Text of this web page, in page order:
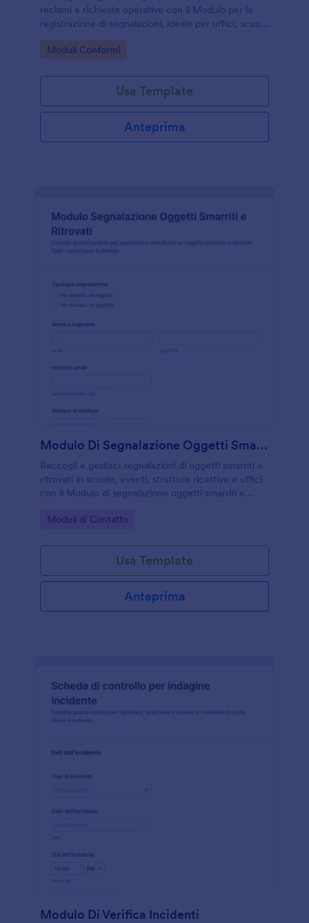
reclami e richieste operative con il Modulo per la
registrazione di segnalazioni, ideale per uffici, scuole
dati e la gestione delle risposte.
Go to Category:
Moduli Conformi
Usa Template
Anteprima
Modulo Di Segnalazione Oggetti Smarriti E Ritrovati 🧳🔍
Raccogli e gestisci segnalazioni di oggetti smarriti e
ritrovati in scuole, eventi, strutture ricettive e uffici
con il Modulo di segnalazione oggetti smarriti e
e il tracciamento delle risposte.
Go to Category:
Moduli di Contatto
Usa Template
Anteprima
Modulo Di Verifica Incidenti